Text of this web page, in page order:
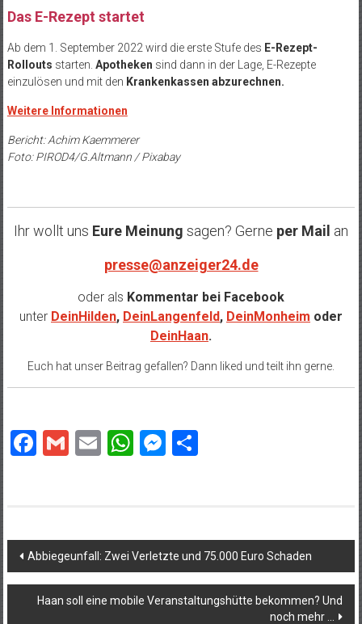
Das E-Rezept startet
Ab dem 1. September 2022 wird die erste Stufe des E-Rezept-
Rollouts starten. Apotheken sind dann in der Lage, E-Rezepte
einzulösen und mit den Krankenkassen abzurechnen.
Weitere Informationen
Bericht: Achim Kaemmerer
Foto: PIROD4/G.Altmann / Pixabay
Ihr wollt uns Eure Meinung sagen? Gerne per Mail an
presse@anzeiger24.de
oder als Kommentar bei Facebook
unter DeinHilden, DeinLangenfeld, DeinMonheim oder
DeinHaan.
Euch hat unser Beitrag gefallen? Dann liked und teilt ihn gerne.
Facebook
Gmail
EmailWhatsApp
Messenger
Teilen
Beitragsnavigation
Abbiegeunfall: Zwei Verletzte und 75.000 Euro Schaden
Haan soll eine mobile Veranstaltungshütte bekommen? Und
noch mehr …